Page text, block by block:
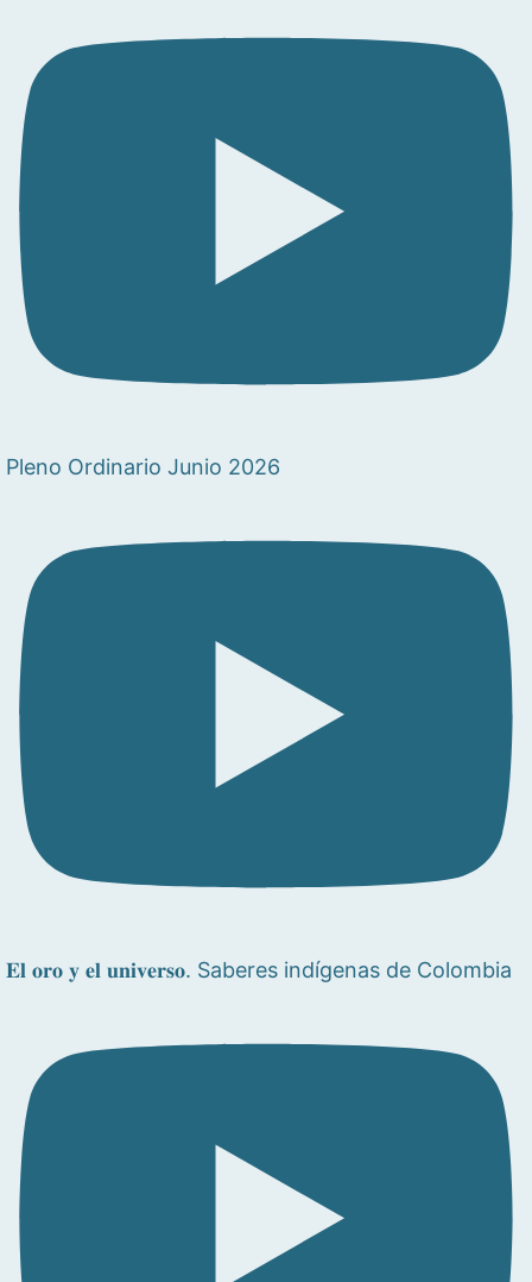
Pleno Ordinario Junio 2026
𝐄𝐥 𝐨𝐫𝐨 𝐲 𝐞𝐥 𝐮𝐧𝐢𝐯𝐞𝐫𝐬𝐨. Saberes indígenas de Colombia